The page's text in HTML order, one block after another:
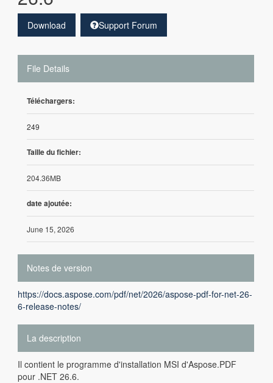
Download Support Forum
File Details
Téléchargers:
249
Taille du fichier:
204.36MB
date ajoutée:
June 15, 2026
Notes de version
https://docs.aspose.com/pdf/net/2026/aspose-pdf-for-net-26-
6-release-notes/
La description
Il contient le programme d'installation MSI d'Aspose.PDF
pour .NET 26.6.